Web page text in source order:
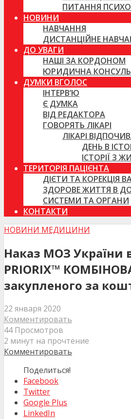
ПИТАННЯ
НОВИНИ
НАВЧАННЯ
ДИСТАНЦІЙНЕ
ДО УВАГИ
НАШІ ЗА КОРДОНОМ
ЮРИДИЧНА
ДУМКИ ВГОЛОС
ІНТЕРВ’Ю
Є ДУМКА
ВІД РЕДАКТОРА
ГОВОРЯТЬ ЛІКАРІ
ЛІКАРІ
ДЕНЬ В
ІСТОРІЇ З
ТЕРИТОРІЯ ПАЦІЄНТА
ДІЄТИ ТА КОРЕКЦІЯ
ЗДОРОВЕ ЖИТТЯ В
СИСТЕМИ ТА ОРГАНИ
КОНТАКТИ
НОВИНИ МЕДИЦИНИ
Наказ МОЗ України
PRIORIX™
закупленого за
22 января 2020
Комментировать
44 Просмотров
2 минут на прочтение
Комментировать
Поделиться!
Facebook
Twitter
Google Plus
LinkedIn